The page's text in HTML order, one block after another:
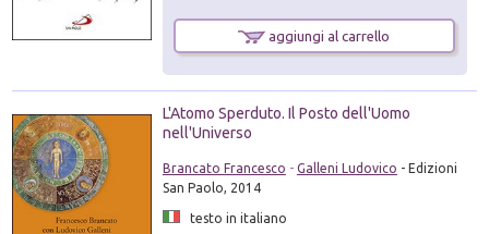
aggiungi al carrello
L'Atomo Sperduto. Il Posto dell'Uomo
nell'Universo
Brancato Francesco - Galleni Ludovico - Edizioni
San Paolo, 2014
testo in italiano